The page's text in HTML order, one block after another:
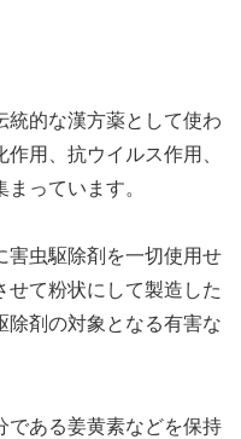
統的な漢方薬として使わ
用、抗ウイルス作用、
っています。
害虫駆除剤を一切使用せ
せて粉状にして製造した
除剤の対象となる有害な
である姜黄素などを保持